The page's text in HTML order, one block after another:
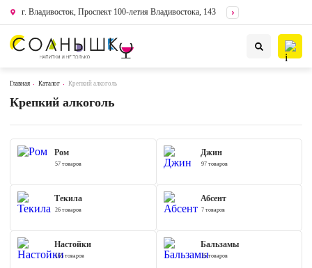
г. Владивосток, Проспект 100-летия Владивостока, 143
Главная Каталог Крепкий алкоголь
Крепкий алкоголь
Ром
57 товаров
Джин
97 товаров
Текила
26 товаров
Абсент
7 товаров
Настойки
165 товаров
Бальзамы
15 товаров